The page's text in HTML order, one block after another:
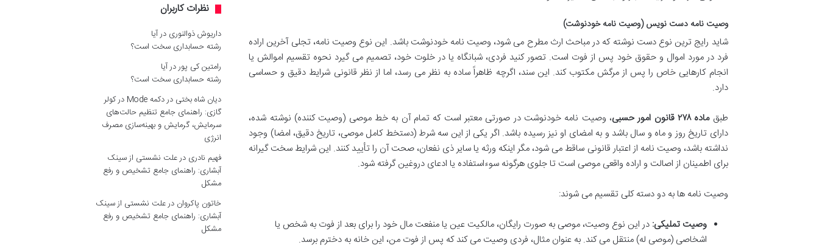
وصیت نامه دست نویس (وصیت نامه خودنوشت)
شاید رایج ترین نوع دست نوشته که در مباحث ارث مطرح می شود، وصیت نامه خودنوشت باشد. این نوع وصیت نامه، تجلی آخرین اراده
فرد در مورد اموال و حقوق خود پس از فوت است. تصور کنید فردی، شبانگاه یا در خلوت خود، تصمیم می گیرد نحوه تقسیم اموالش یا
انجام کارهایی خاص را پس از مرگش مکتوب کند. این سند، اگرچه ظاهراً ساده به نظر می رسد، اما از نظر قانونی شرایط دقیق و حساسی
دارد.
طبقماده ۲۷۸ قانون امور حسبی
، وصیت نامه خودنوشت در صورتی معتبر است که تمام آن به خط موصی (وصیت کننده) نوشته شده،
دارای تاریخ روز و ماه و سال باشد و به امضای او نیز رسیده باشد. اگر یکی از این سه شرط (دستخط کامل موصی، تاریخ دقیق، امضا) وجود
نداشته باشد، وصیت نامه از اعتبار قانونی ساقط می شود، مگر اینکه ورثه یا سایر ذی نفعان، صحت آن را تأیید کنند. این شرایط سخت گیرانه
برای اطمینان از اصالت و اراده واقعی موصی است تا جلوی هرگونه سوءاستفاده یا ادعای دروغین گرفته شود.
وصیت نامه ها به دو دسته کلی تقسیم می شوند:
وصیت تملیکی: در این نوع وصیت، موصی به صورت رایگان، مالکیت عین یا منفعت مال خود را برای بعد از فوت به شخص یا
اشخاصی (موصی له) منتقل می کند. به عنوان مثال، فردی وصیت می کند که پس از فوت من، این خانه به دخترم برسد.
نظرات کاربران
داریوش ذوالنوری درآیا
رشته حسابداری سخت است؟
رامتین کی پوردرآیا
رشته حسابداری سخت است؟
دیان شاه بختی در
دکمه Mode در کولر
گازی: راهنمای جامع تنظیم حالت‌های
سرمایش، گرمایش و بهینه‌سازی مصرف
انرژی
فهیم نادری درعلت نشستی از سینک
آبشاری: راهنمای جامع تشخیص و رفع
مشکل
خاتون پاکروان درعلت نشستی از سینک
آبشاری: راهنمای جامع تشخیص و رفع
مشکل